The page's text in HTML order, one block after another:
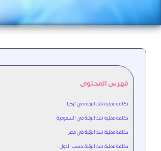
فهرس المحتوى
تكلفة عملية شد الرقبة في تركيا
تكلفة عملية شد الرقبة في السعودية
تكلفة عملية شد الرقبة في مصر
تكلفة عملية شد الرقبة حسب الدول